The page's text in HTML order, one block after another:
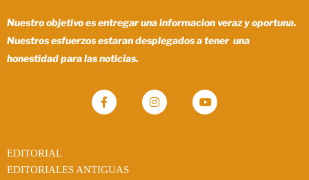
Nuestro objetivo es entregar una informacion veraz y oportuna.
Nuestros esfuerzos estaran desplegados a tener una
honestidad para las noticias.
EDITORIAL
EDITORIALES ANTIGUAS